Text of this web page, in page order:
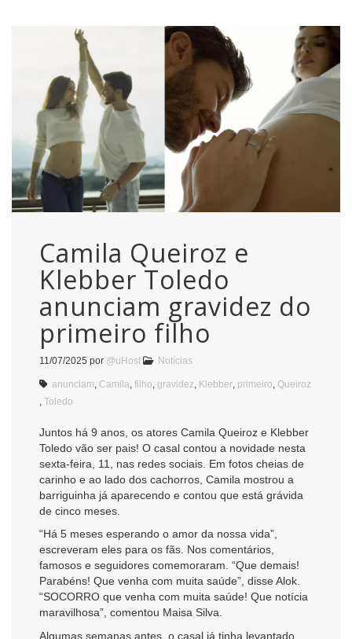
Camila Queiroz e
Klebber Toledo
anunciam gravidez do
primeiro filho
11/07/2025 por @uHost Notícias
anunciam Camila filho gravidez Klebber primeiro Queiroz
Toledo
Juntos há 9 anos, os atores Camila Queiroz e Klebber
Toledo vão ser pais! O casal contou a novidade nesta
sexta-feira, 11, nas redes sociais. Em fotos cheias de
carinho e ao lado dos cachorros, Camila mostrou a
barriguinha já aparecendo e contou que está grávida
de cinco meses.
“Há 5 meses esperando o amor da nossa vida”,
escreveram eles para os fãs. Nos comentários,
famosos e seguidores comemoraram. “Que demais!
Parabéns! Que venha com muita saúde”, disse Alok.
“SOCORRO que venha com muita saúde! Que notícia
maravilhosa”, comentou Maisa Silva.
Algumas semanas antes, o casal já tinha levantado